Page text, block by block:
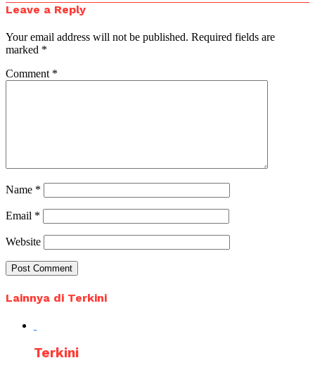
Leave a Reply
Your email address will not be published. Required fields are
marked *
Comment *
Name *
Email *
Website
Lainnya di Terkini
Terkini